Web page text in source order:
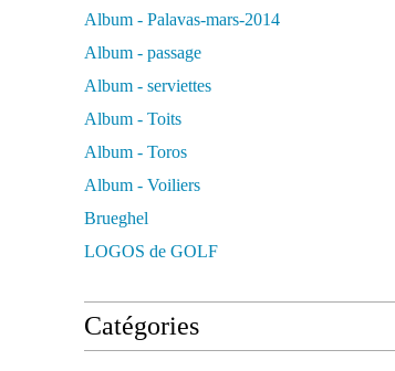
Album - Palavas-mars-2014
Album - passage
Album - serviettes
Album - Toits
Album - Toros
Album - Voiliers
Brueghel
LOGOS de GOLF
Catégories